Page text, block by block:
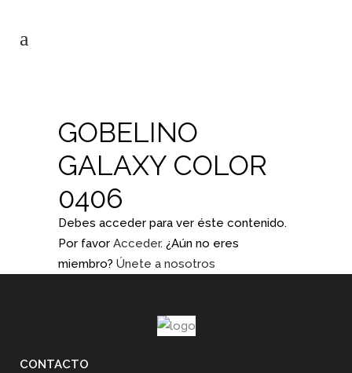
GOBELINO
GALAXY COLOR
0406
Debes acceder para ver éste contenido.
Por favor Acceder. ¿Aún no eres
miembro? Únete a nosotros
CONTACTO